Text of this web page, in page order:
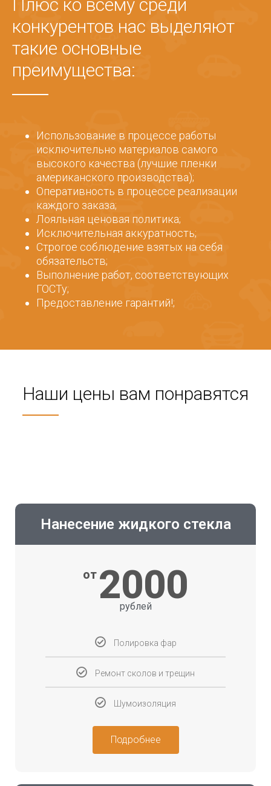
Плюс ко всему среди
конкурентов нас выделяют
такие основные
преимущества:
Использование в процессе работы
исключительно материалов самого
высокого качества (лучшие пленки
американского производства);
Оперативность в процессе реализации
каждого заказа;
Лояльная ценовая политика;
Исключительная аккуратность;
Строгое соблюдение взятых на себя
обязательств;
Выполнение работ, соответствующих
ГОСТу;
Предоставление гарантий!;
Наши цены вам понравятся
Нанесение жидкого стекла
от 2000
рублей
Полировка фар
Ремонт сколов и трещин
Шумоизоляция
Подробнее